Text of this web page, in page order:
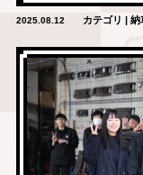
2025.08.12 カテゴリ | 納